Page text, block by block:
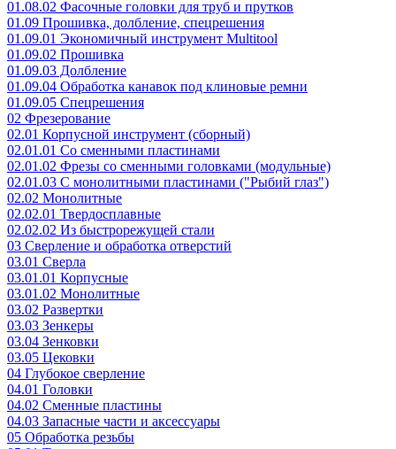
01.08.02 Фасочные головки для труб и прутков
01.09 Прошивка, долбление, спецрешения
01.09.01 Экономичный инструмент Multitool
01.09.02 Прошивка
01.09.03 Долбление
01.09.04 Обработка канавок под клиновые ремни
01.09.05 Спецрешения
02 Фрезерование
02.01 Корпусной инструмент (сборный)
02.01.01 Со сменными пластинами
02.01.02 Фрезы со сменными головками (модульные)
02.01.03 С монолитными пластинами ("Рыбий глаз")
02.02 Монолитные
02.02.01 Твердосплавные
02.02.02 Из быстрорежущей стали
03 Сверление и обработка отверстий
03.01 Сверла
03.01.01 Корпусные
03.01.02 Монолитные
03.02 Развертки
03.03 Зенкеры
03.04 Зенковки
03.05 Цековки
04 Глубокое сверление
04.01 Головки
04.02 Сменные пластины
04.03 Запасные части и аксессуары
05 Обработка резьбы